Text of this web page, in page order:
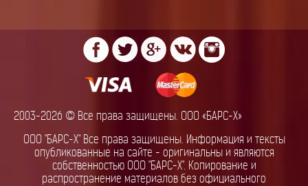
2003-2026 © Все права защищены. ООО «БАРС-Х»
ООО "БАРС-Х" Все права защищены. Информация и тексты
опубликованные на сайте - оригинальны и являются
собственностью ООО "БАРС-Х". Копирование и
распространение материалов без официального